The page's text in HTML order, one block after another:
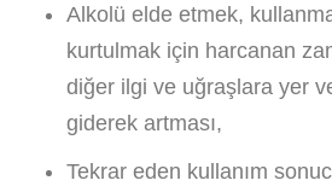
Alkolü elde etmek,
kurtulmak için harcanan
diğer ilgi ve uğraşlara yer
giderek artması,
Tekrar eden kullanım